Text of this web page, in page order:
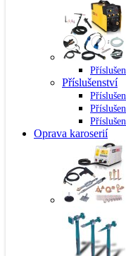
Příslušenství
Oprava karoserií